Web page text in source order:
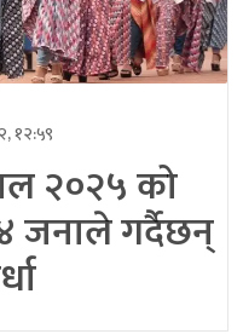
१२:५९
२०२५ को
गर्दैछन्